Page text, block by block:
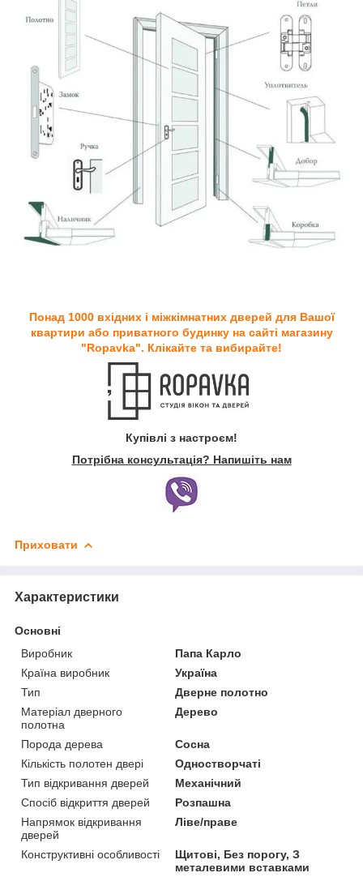
Понад 1000 вхідних і міжкімнатних дверей для Вашої
квартири або приватного будинку на сайті магазину
"Ropavka". Клікайте та вибирайте!
Купівлі з настроєм!
Потрібна консультація? Напишіть нам
Приховати
Характеристики
Основні
Виробник
Папа Карло
Країна виробник
Україна
Тип
Дверне полотно
Матеріал дверного
полотна
Дерево
Порода дерева
Сосна
Кількість полотен двері
Одностворчаті
Тип відкривання дверей
Механічний
Спосіб відкриття дверей
Розпашна
Напрямок відкривання
дверей
Ліве/праве
Конструктивні особливості
Щитові, Без порогу, З
металевими вставками